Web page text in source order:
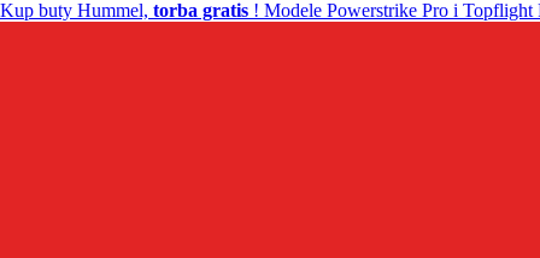
Kup buty Hummel, torba gratis ! Modele Powerstrike Pro i Topflight